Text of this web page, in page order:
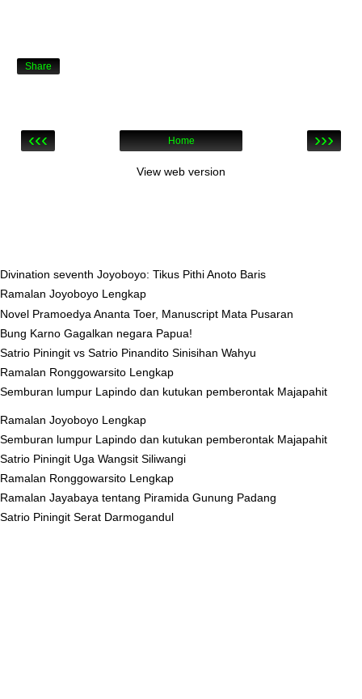
Share
‹‹‹ ›››
Home
View web version
Divination seventh Joyoboyo: Tikus Pithi Anoto Baris
Ramalan Joyoboyo Lengkap
Novel Pramoedya Ananta Toer, Manuscript Mata Pusaran
Bung Karno Gagalkan negara Papua!
Satrio Piningit vs Satrio Pinandito Sinisihan Wahyu
Ramalan Ronggowarsito Lengkap
Semburan lumpur Lapindo dan kutukan pemberontak Majapahit
Ramalan Joyoboyo Lengkap
Semburan lumpur Lapindo dan kutukan pemberontak Majapahit
Satrio Piningit Uga Wangsit Siliwangi
Ramalan Ronggowarsito Lengkap
Ramalan Jayabaya tentang Piramida Gunung Padang
Satrio Piningit Serat Darmogandul